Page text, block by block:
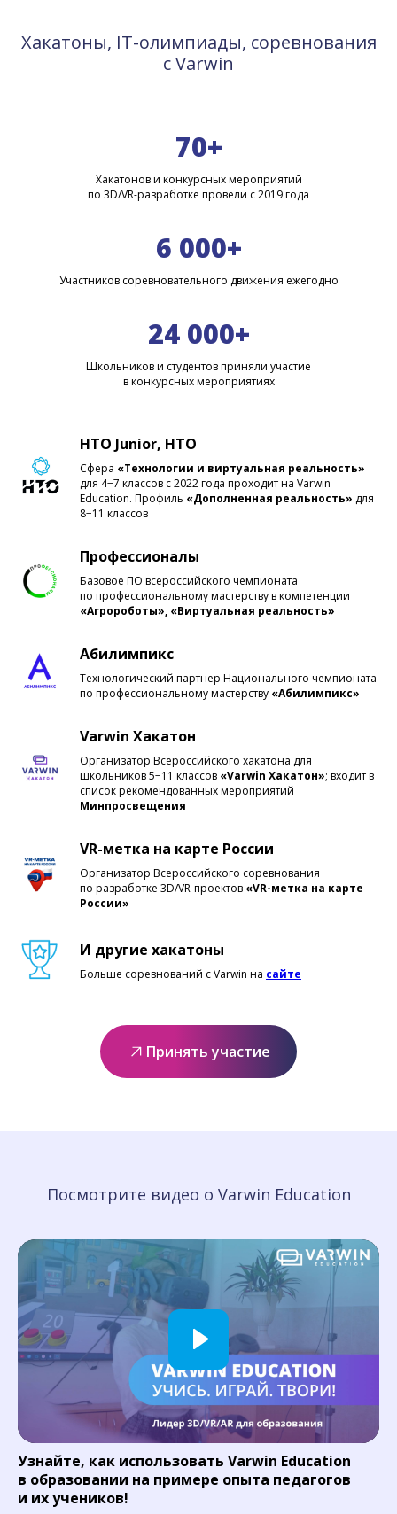
Хакатоны, IT-олимпиады, соревнования
с Varwin
70+
Хакатонов и конкурсных мероприятий
по 3D/VR-разработке провели с 2019 года
6 000+
Участников соревновательного движения ежегодно
24 000+
Школьников и студентов приняли участие
в конкурсных мероприятиях
НТО Junior, НТО
Сфера «Технологии и виртуальная реальность»
для 4−7 классов с 2022 года проходит на Varwin
Education. Профиль «Дополненная реальность» для
8−11 классов
Профессионалы
Базовое ПО всероссийского чемпионата
по профессиональному мастерству в компетенции
«Агророботы», «Виртуальная реальность»
Абилимпикс
Технологический партнер Национального чемпионата
по профессиональному мастерству «Абилимпикс»
Varwin Хакатон
Организатор Всероссийского хакатона для
школьников 5−11 классов «Varwin Хакатон»; входит в
список рекомендованных мероприятий
Минпросвещения
VR-метка на карте России
Организатор Всероссийского соревнования
по разработке 3D/VR-проектов «VR-метка на карте
России»
И другие хакатоны
Больше соревнований с Varwin на сайте
Принять участие
Посмотрите видео о Varwin Education
Узнайте, как использовать Varwin Education
в образовании на примере опыта педагогов
и их учеников!